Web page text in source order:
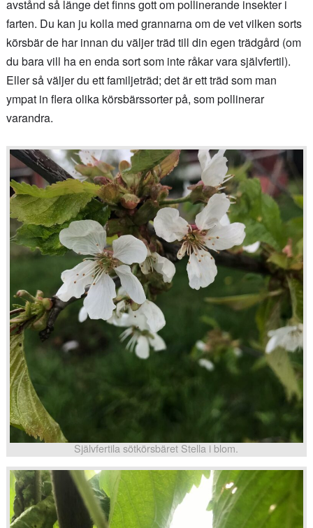
avstånd så länge det finns gott om pollinerande insekter i
farten. Du kan ju kolla med grannarna om de vet vilken sorts
körsbär de har innan du väljer träd till din egen trädgård (om
du bara vill ha en enda sort som inte råkar vara självfertil).
Eller så väljer du ett familjeträd; det är ett träd som man
ympat in flera olika körsbärssorter på, som pollinerar
varandra.
Självfertila sötkörsbäret Stella i blom.